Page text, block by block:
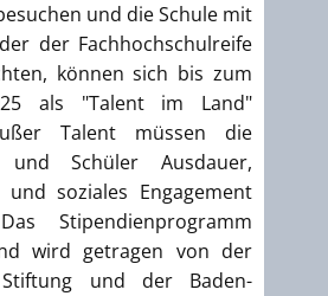
und die Schule mit
der Fachhochschulreife
können sich bis zum
als "Talent im Land"
Talent müssen die
und Schüler Ausdauer,
und soziales Engagement
Stipendienprogramm
wird getragen von der
und der Baden-